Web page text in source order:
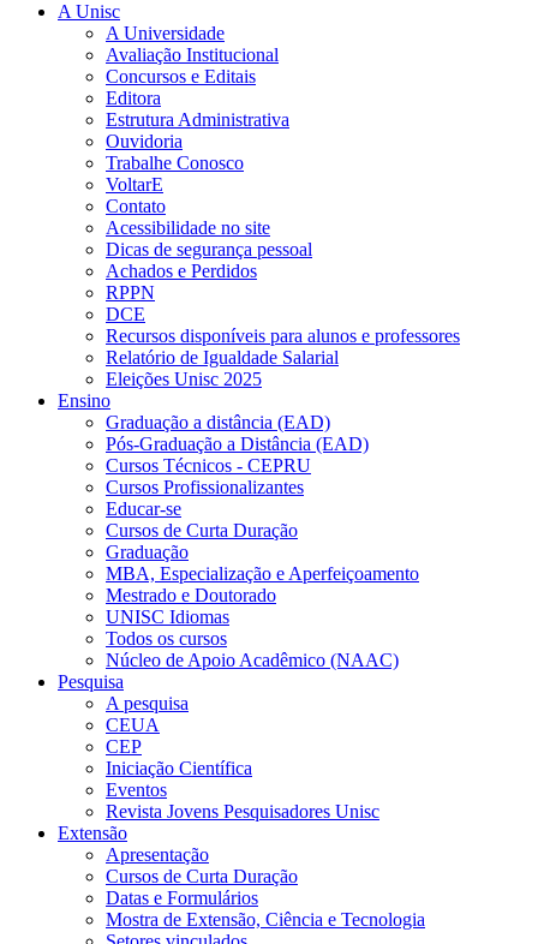
A Unisc
A Universidade
Avaliação Institucional
Concursos e Editais
Editora
Estrutura Administrativa
Ouvidoria
Trabalhe Conosco
VoltarE
Contato
Acessibilidade no site
Dicas de segurança pessoal
Achados e Perdidos
RPPN
DCE
Recursos disponíveis para alunos e professores
Relatório de Igualdade Salarial
Eleições Unisc 2025
Ensino
Graduação a distância (EAD)
Pós-Graduação a Distância (EAD)
Cursos Técnicos - CEPRU
Cursos Profissionalizantes
Educar-se
Cursos de Curta Duração
Graduação
MBA, Especialização e Aperfeiçoamento
Mestrado e Doutorado
UNISC Idiomas
Todos os cursos
Núcleo de Apoio Acadêmico (NAAC)
Pesquisa
A pesquisa
CEUA
CEP
Iniciação Científica
Eventos
Revista Jovens Pesquisadores Unisc
Extensão
Apresentação
Cursos de Curta Duração
Datas e Formulários
Mostra de Extensão, Ciência e Tecnologia